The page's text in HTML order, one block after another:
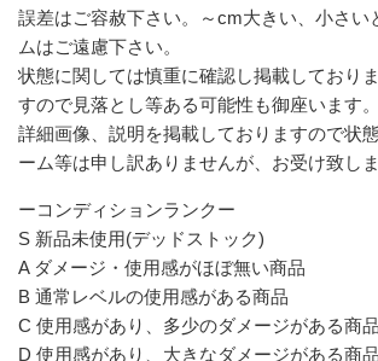
誤差はご容赦下さい。～cm大きい、小さい
ムはご遠慮下さい。
状態に関しては慎重に確認し掲載しており
すので見落とし等ある可能性も御座います。
詳細画像、説明を掲載しておりますので状
ーム等は申し訳ありませんが、お受け致し
ーコンディションランクー
S 新品未使用(デッドストック)
A ダメージ・使用感がほぼ無い商品
B 通常レベルの使用感がある商品
C 使用感があり、多少のダメージがある商品
D 使用感があり、大きなダメージがある商品